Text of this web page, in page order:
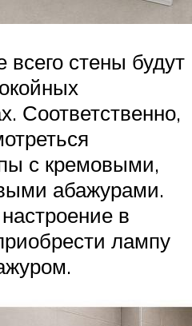
всего стены будут
Соответственно,
с кремовыми,
абажурами.
в
лампу